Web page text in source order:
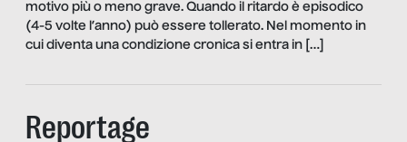
motivo più o meno grave. Quando il ritardo è episodico
(4-5 volte l’anno) può essere tollerato. Nel momento in
cui diventa una condizione cronica si entra in […]
Reportage